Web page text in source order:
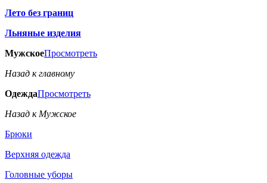
Лето без границ
Льняные изделия
МужскоеПросмотреть
Назад к главному
ОдеждаПросмотреть
Назад к Мужское
Брюки
Верхняя одежда
Головные уборы